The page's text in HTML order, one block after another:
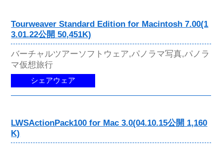
Tourweaver Standard Edition for Macintosh 7.00(1
3.01.22公開 50,451K)
バーチャルツアーソフトウェア,パノラマ写真,パノラ
マ仮想旅行
シェアウェア
LWSActionPack100 for Mac 3.0(04.10.15公開 1,160
K)